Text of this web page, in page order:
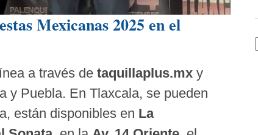
Mexicanas 2025 en el
a través de taquillaplus.mx y
y Puebla. En Tlaxcala, se pueden
están disponibles en La